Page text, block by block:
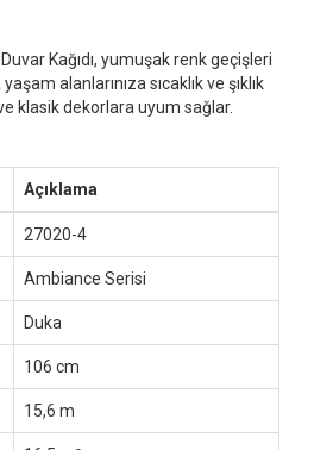
Kağıdı, yumuşak renk geçişleri
alanlarınıza sıcaklık ve şıklık
klasik dekorlara uyum sağlar.
Açıklama
27020-4
Ambiance Serisi
Duka
106 cm
15,6 m